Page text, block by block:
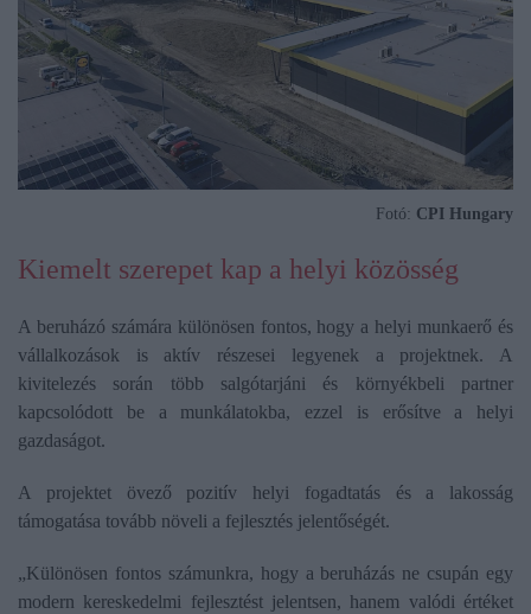
Fotó: CPI Hungary
Kiemelt szerepet kap a helyi közösség
A beruházó számára különösen fontos, hogy a helyi munkaerő és
vállalkozások is aktív részesei legyenek a projektnek. A
kivitelezés során több salgótarjáni és környékbeli partner
kapcsolódott be a munkálatokba, ezzel is erősítve a helyi
gazdaságot.
A projektet övező pozitív helyi fogadtatás és a lakosság
támogatása tovább növeli a fejlesztés jelentőségét.
„Különösen fontos számunkra, hogy a beruházás ne csupán egy
modern kereskedelmi fejlesztést jelentsen, hanem valódi értéket